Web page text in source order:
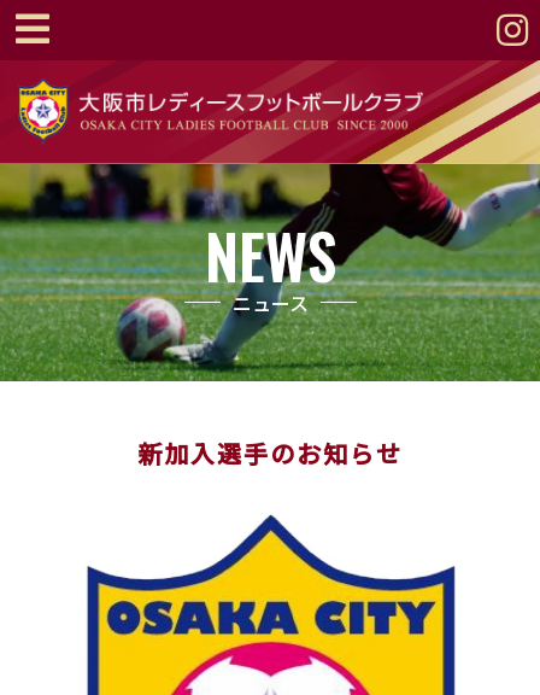
NEWS
ニュース
新加入選手のお知らせ